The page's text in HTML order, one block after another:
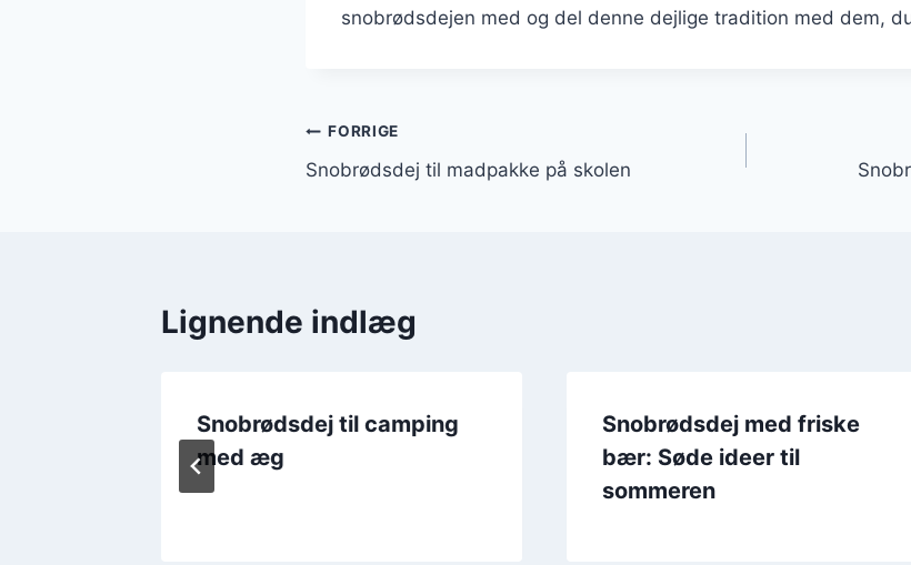
snobrødsdejen med og del denne dejlige tradition med dem,
Indlægsnavigation
FORRIGE
Snobrødsdej til madpakke på skolen
Lignende indlæg
Snobrødsdej til camping
med æg
Snobrødsdej med friske
bær: Søde ideer til
sommeren